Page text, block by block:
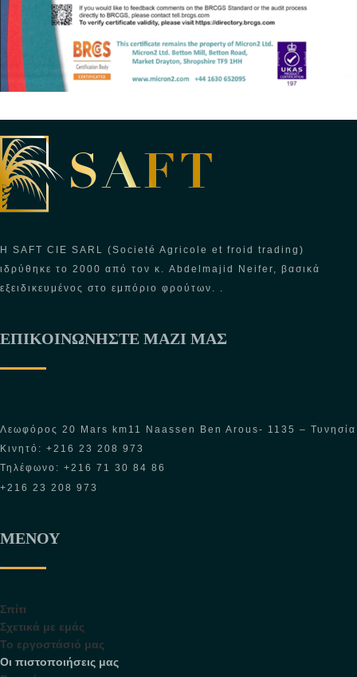
Η SAFT CIE SARL (Societé Agricole et froid trading)
ιδρύθηκε το 2000 από τον κ. Abdelmajid Neifer, βασικά
εξειδικευμένος στο εμπόριο φρούτων. .
ΕΠΙΚΟΙΝΩΝΉΣΤΕ ΜΑΖΊ ΜΑΣ
Λεωφόρος 20 Mars km11 Naassen Ben Arous- 1135 – Τυνησία
Κινητό: +216 23 208 973
Τηλέφωνο: +216 71 30 84 86
+216 23 208 973
ΜΕΝΟΎ
Σπίτι
Σχετικά με εμάς
Το εργοστάσιό μας
Οι πιστοποιήσεις μας